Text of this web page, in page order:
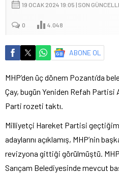
19 OCAK 2024 19:05 | SON
0 4.048
ABONE OL
MHP’den üç dönem Pozantı’da
Çay, bugün Yeniden Refah Partisi
Parti rozeti taktı.
Milliyetçi Hareket Partisi
adaylarını açıklamış, MHP’nin
revizyona gittiği görülmüştü.
Sarıçam Belediyesinde mevcut